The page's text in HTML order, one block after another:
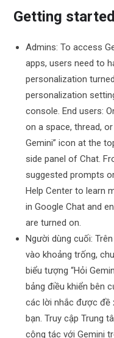
Getting started
Admins: To access
apps, users need to
personalization
personalization
console. End users:
on a space, thread,
Gemini” icon at the
side panel of Chat.
suggested prompts
Help Center to learn
in Google Chat and
are turned on.
Người dùng cuối:
vào khoảng trống,
biểu tượng “Hỏi
bảng điều khiển bên
các lời nhắc được đề
bạn. Truy cập Trung
cộng tác với Gemini